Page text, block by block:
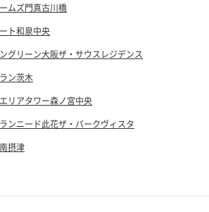
ムズ門真古川橋
ト和泉中央
グリーン大阪ザ・サウスレジデンス
ン茨木
リアタワー森ノ宮中央
ンニード此花ザ・パークヴィスタ
摂津